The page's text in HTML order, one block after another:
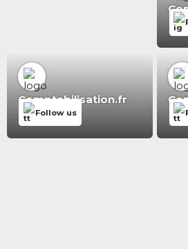
Comptabilisation.fr
Follow us